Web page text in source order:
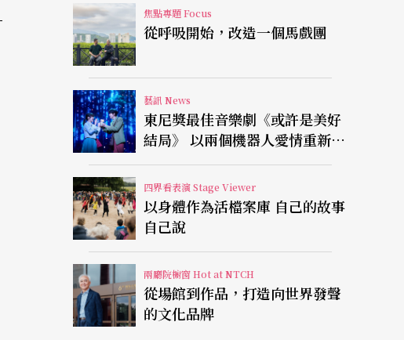
焦點專題 Focus
從呼吸開始，改造一個馬戲團
藝訊 News
東尼獎最佳音樂劇《或許是美好
結局》 以兩個機器人愛情重新凝
視有限人生
四界看表演 Stage Viewer
以身體作為活檔案庫 自己的故事
自己說
兩廳院櫥窗 Hot at NTCH
從場館到作品，打造向世界發聲
的文化品牌